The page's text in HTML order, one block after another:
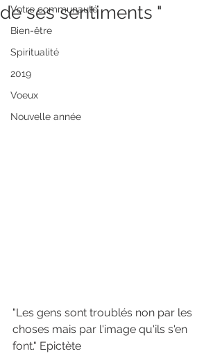
Votre communauté
Bien-être
Spiritualité
2019
Voeux
Nouvelle année
de ses sentiments "
"Les gens sont troublés non par les
choses mais par l'image qu'ils s'en
font." Epictète